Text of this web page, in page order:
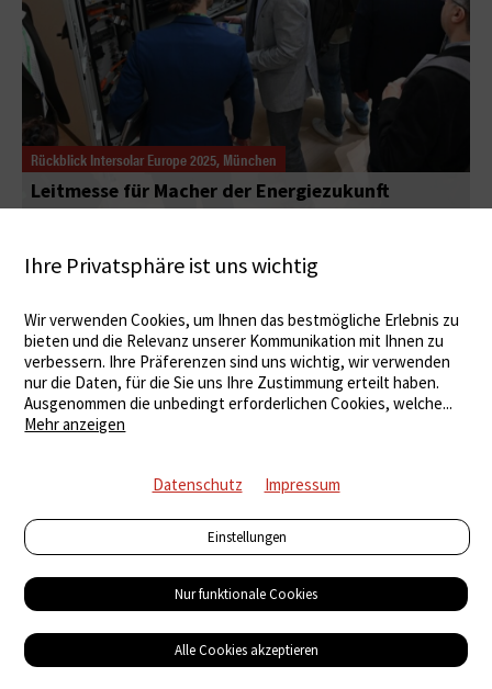
Rückblick Intersolar Europe 2025, München
Leitmesse für Macher der Energiezukunft
Wasserkraft Schweiz
Wasserkraft Schweiz: Statistik 2024
Ihre Privatsphäre ist uns wichtig
Wir verwenden Cookies, um Ihnen das bestmögliche Erlebnis zu
bieten und die Relevanz unserer Kommunikation mit Ihnen zu
verbessern. Ihre Präferenzen sind uns wichtig, wir verwenden
nur die Daten, für die Sie uns Ihre Zustimmung erteilt haben.
Ausgenommen die unbedingt erforderlichen Cookies, welche...
Mehr anzeigen
Datenschutz Impressum
Einstellungen
Nur funktionale Cookies
Alle Cookies akzeptieren